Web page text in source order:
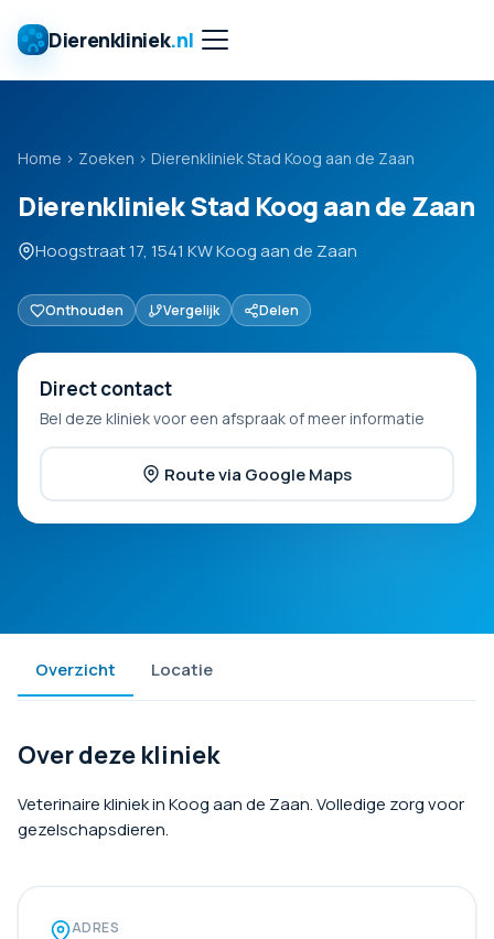
Dierenkliniek.nl
Home › Zoeken › Dierenkliniek Stad Koog aan de Zaan
Dierenkliniek Stad Koog aan de Zaan
Hoogstraat 17, 1541 KW Koog aan de Zaan
Onthouden Vergelijk Delen
Direct contact
Bel deze kliniek voor een afspraak of meer informatie
Route via Google Maps
Overzicht Locatie
Over deze kliniek
Veterinaire kliniek in Koog aan de Zaan. Volledige zorg voor
gezelschapsdieren.
ADRES